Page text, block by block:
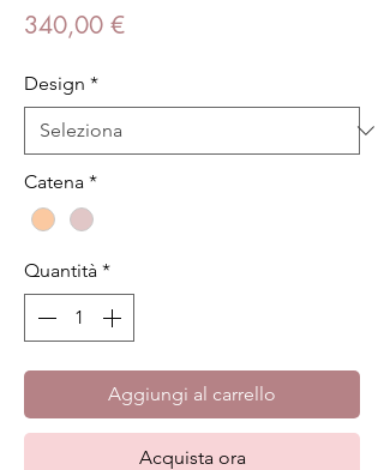
340,00 €Prezzo
Design *
Catena *
Quantità *
Aggiungi al carrello
Acquista ora